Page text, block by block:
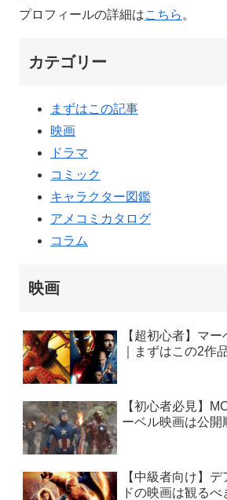
プロフィールの詳細はこちら 。
カテゴリー
まずはこの記事
映画
ドラマ
コミック
キャラクター図鑑
アメコミカタログ
コラム
映画
【超初心者】マ
｜まずはこの2作
【初心者必見】
ーベル映画は公開
【中級者向け】
ドの映画は観る